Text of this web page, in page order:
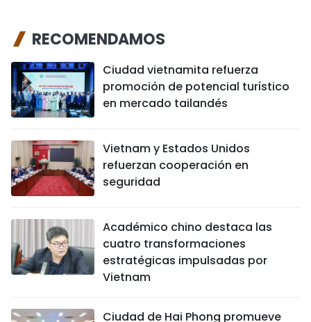
RECOMENDAMOS
Ciudad vietnamita refuerza
promoción de potencial turístico
en mercado tailandés
Vietnam y Estados Unidos
refuerzan cooperación en
seguridad
Académico chino destaca las
cuatro transformaciones
estratégicas impulsadas por
Vietnam
Ciudad de Hai Phong promueve